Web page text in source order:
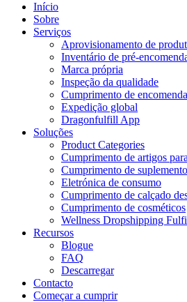
Início
Sobre
Serviços
Aprovisionamento de
Inventário de pré-
Marca própria
Inspeção da qualidade
Cumprimento de
Expedição global
Dragonfulfill App
Soluções
Product Categories
Cumprimento de artigos
Cumprimento de
Eletrónica de consumo
Cumprimento de calçado
Cumprimento de cosméticos
Wellness Dropshipping
Recursos
Blogue
FAQ
Descarregar
Contacto
Começar a cumprir